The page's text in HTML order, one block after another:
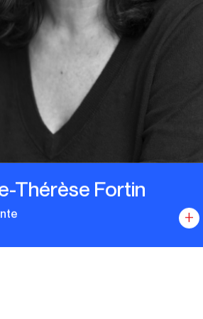
Thérèse Fortin
+